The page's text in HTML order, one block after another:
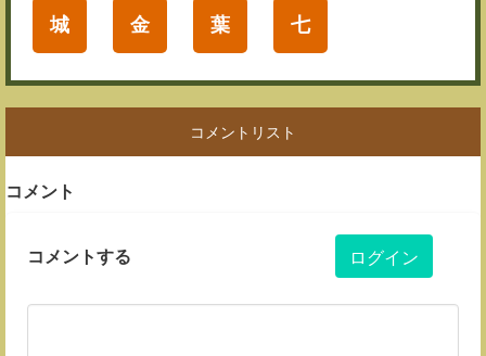
城 金 葉 七
コメントリスト
コメント
コメントする ログイン